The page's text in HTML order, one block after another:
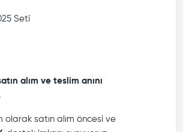
Seti
alım ve teslim anını
.
olarak satın alım öncesi ve